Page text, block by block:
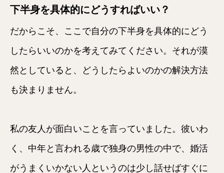
下半身を具体的にどうすればいい？
だからこそ、ここで自分の下半身を具体的にどう
したらいいのかを考えてみてください。それが漠
然としていると、どうしたらよいのかの解決方法
も決まりません。
私の友人が面白いことを言っていました。彼いわ
く、中年と言われる歳で独身の男性の中で、婚活
がうまくいかない人というのは少し話せばすぐに